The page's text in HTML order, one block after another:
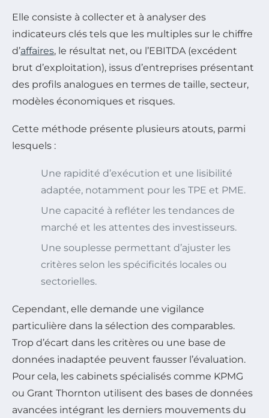
Elle consiste à collecter et à analyser des
indicateurs clés tels que les multiples sur le chiffre
d’affaires, le résultat net, ou l’EBITDA (excédent
brut d’exploitation), issus d’entreprises présentant
des profils analogues en termes de taille, secteur,
modèles économiques et risques.
Cette méthode présente plusieurs atouts, parmi
lesquels :
Une rapidité d’exécution et une lisibilité
adaptée, notamment pour les TPE et PME.
Une capacité à refléter les tendances de
marché et les attentes des investisseurs.
Une souplesse permettant d’ajuster les
critères selon les spécificités locales ou
sectorielles.
Cependant, elle demande une vigilance
particulière dans la sélection des comparables.
Trop d’écart dans les critères ou une base de
données inadaptée peuvent fausser l’évaluation.
Pour cela, les cabinets spécialisés comme KPMG
ou Grant Thornton utilisent des bases de données
avancées intégrant les derniers mouvements du